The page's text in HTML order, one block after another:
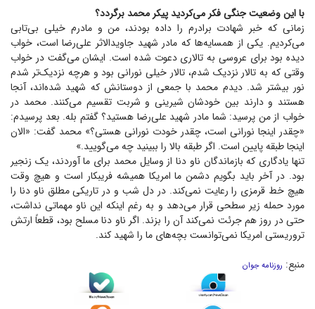
با این وضعیت جنگی فکر می‌کردید پیکر محمد برگردد؟
زمانی که خبر شهادت برادرم را داده بودند، من و مادرم خیلی بی‌تابی
می‌کردیم. یکی از همسایه‌ها که مادر شهید جاوید‌الاثر علی‌رضا است، خواب
دیده بود برای عروسی به تالاری دعوت شده است. ایشان می‌گفت در خواب
وقتی که به تالار نزدیک شدم، تالار خیلی نورانی بود و هرچه نزدیک‌تر شدم
نور بیشتر شد. دیدم محمد با جمعی از دوستانش که شهید شده‌اند، آنجا
هستند و دارند بین خودشان شیرینی و شربت تقسیم می‌کنند. محمد در
خواب از من پرسید: شما مادر شهید علی‌رضا هستید؟ گفتم بله. بعد پرسیدم:
«چقدر اینجا نورانی است، چقدر خودت نورانی هستی؟» محمد گفت: «الان
اینجا طبقه پایین است. اگر طبقه بالا را ببینید چه می‌گویید.»
تنها یادگاری که بازماندگان ناو دنا از وسایل محمد برای ما آوردند، یک زنجیر
بود. در آخر باید بگویم دشمن ما امریکا همیشه فریبکار است و هیچ وقت
هیچ خط قرمزی را رعایت نمی‌کند. در دل شب و در تاریکی مطلق ناو دنا را
مورد حمله زیر سطحی قرار می‌دهد و به رغم اینکه این ناو مهماتی نداشت،
حتی در روز هم جرئت نمی‌کند آن را بزند. اگر ناو دنا مسلح بود، قطعاً ارتش
تروریستی امریکا نمی‌توانست بچه‌های ما را شهید کند.
منبع: روزنامه جوان